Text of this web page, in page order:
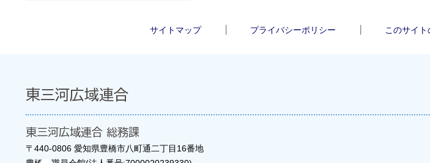
サイトマップ プライバシーポリシー このサイ
東三河広域連合
東三河広域連合 総務課
〒440-0806 愛知県豊橋市八町通二丁目16番地